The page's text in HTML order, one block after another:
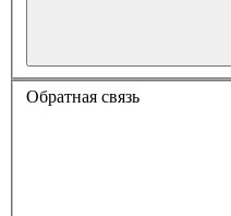
Обратная связь